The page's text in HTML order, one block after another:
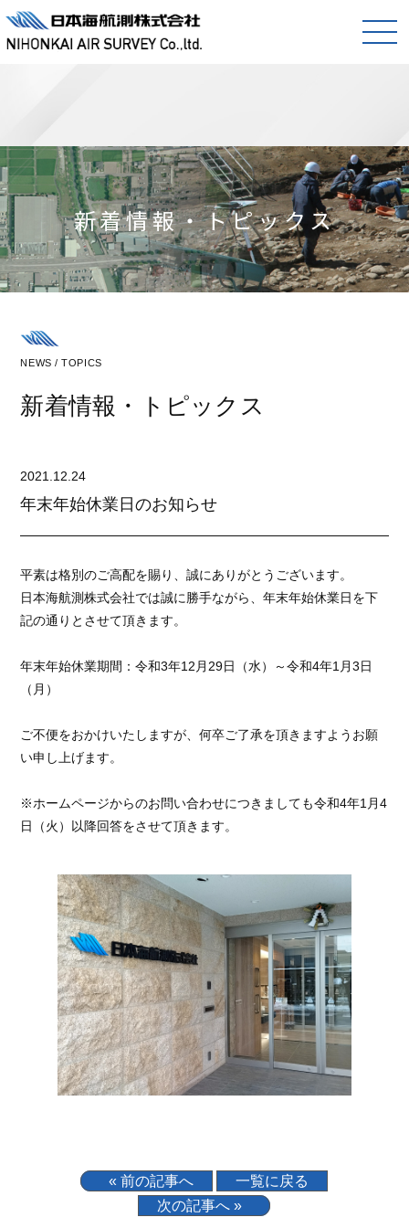
新着情報・トピックス
NEWS / TOPICS
新着情報・トピックス
2021.12.24
年末年始休業日のお知らせ
平素は格別のご高配を賜り、誠にありがとうございます。
日本海航測株式会社では誠に勝手ながら、年末年始休業日を下
記の通りとさせて頂きます。
年末年始休業期間：令和3年12月29日（水）～令和4年1月3日
（月）
ご不便をおかけいたしますが、何卒ご了承を頂きますようお願
い申し上げます。
※ホームページからのお問い合わせにつきましても令和4年1月4
日（火）以降回答をさせて頂きます。
« 前の記事へ
一覧に戻る
次の記事へ »